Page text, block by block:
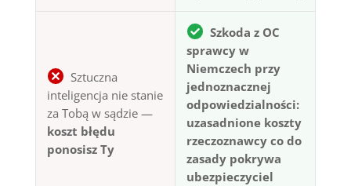
Sztuczna
inteligencja nie stanie
za Tobą w sądzie —
koszt błędu
ponosisz Ty
Szkoda z OC
sprawcy w
Niemczech przy
jednoznacznej
odpowiedzialności:
uzasadnione koszty
rzeczoznawcy co do
zasady pokrywa
ubezpieczyciel